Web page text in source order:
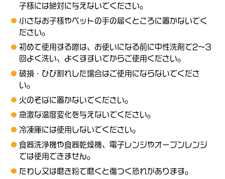
子様には絶対に与えないでください。
小さなお子様やペットの手の届くところに置かないでく
ださい。
初めて使用する際は、お使いになる前に中性洗剤で2～3
回よく洗い、よくすすいでからご使用ください。
破損・ひび割れした場合はご使用にならないでくださ
い。
火のそばに置かないでください。
急激な温度変化を与えないでください。
冷凍庫には使用しないでください。
食器洗浄機や食器乾燥機、電子レンジやオーブンレンジ
では使用できません。
たわし又は磨き粉で磨くと傷つく恐れがあります。